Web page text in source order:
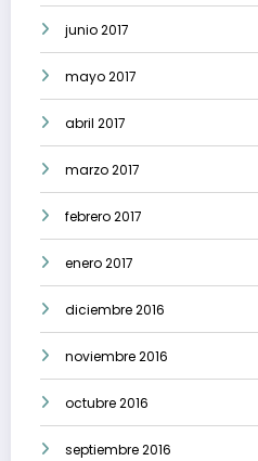
junio 2017
mayo 2017
abril 2017
marzo 2017
febrero 2017
enero 2017
diciembre 2016
noviembre 2016
octubre 2016
septiembre 2016